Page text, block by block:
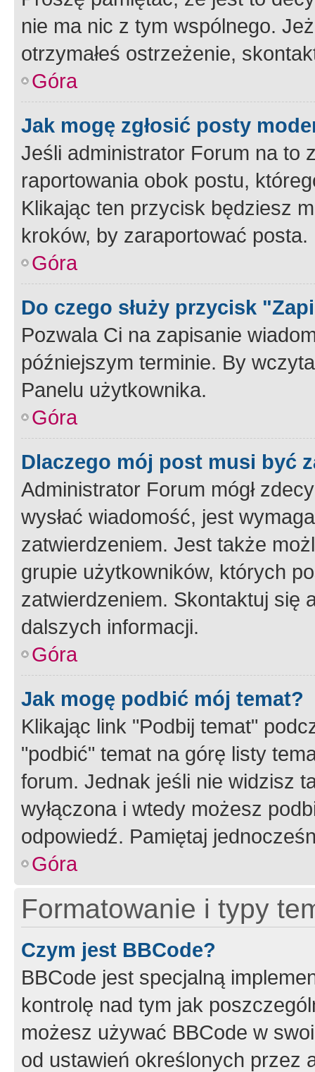
nie ma nic z tym wspólnego.
otrzymałeś ostrzeżenie,
Góra
Jak mogę zgłosić posty
Jeśli administrator Forum na to
raportowania obok postu,
Klikając ten przycisk będziesz
kroków, by zaraportować posta.
Góra
Do czego służy przycisk
Pozwala Ci na zapisanie
późniejszym terminie. By
Panelu użytkownika.
Góra
Dlaczego mój post musi być
Administrator Forum mógł
wysłać wiadomość, jest
zatwierdzeniem. Jest także
grupie użytkowników, których
zatwierdzeniem. Skontaktuj się
dalszych informacji.
Góra
Jak mogę podbić mój temat?
Klikając link "Podbij temat"
"podbić" temat na górę listy
forum. Jednak jeśli nie widzisz
wyłączona i wtedy możesz
odpowiedź. Pamiętaj
Góra
Formatowanie i typy
Czym jest BBCode?
BBCode jest specjalną
kontrolę nad tym jak
możesz używać BBCode w
od ustawień określonych przez